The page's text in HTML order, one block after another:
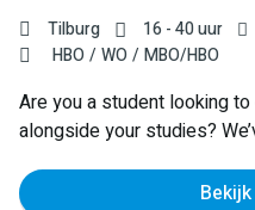
Tilburg 16 - 40 uur
HBO
WO MBO/HBO
Are you a student looking
alongside your studies?